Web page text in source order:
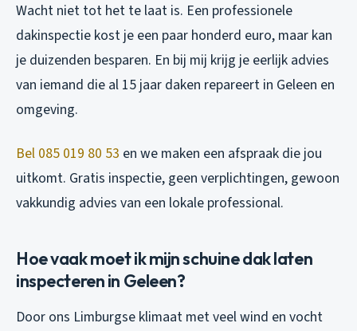
Wacht niet tot het te laat is. Een professionele
dakinspectie kost je een paar honderd euro, maar kan
je duizenden besparen. En bij mij krijg je eerlijk advies
van iemand die al 15 jaar daken repareert in Geleen en
omgeving.
Bel 085 019 80 53 en we maken een afspraak die jou
uitkomt. Gratis inspectie, geen verplichtingen, gewoon
vakkundig advies van een lokale professional.
Hoe vaak moet ik mijn schuine dak laten
inspecteren in Geleen?
Door ons Limburgse klimaat met veel wind en vocht